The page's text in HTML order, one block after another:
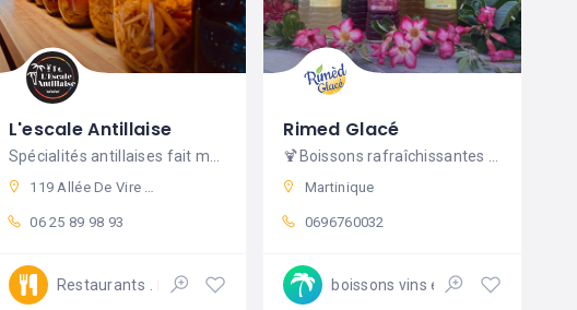
L'escale Antillaise
119 Allée De Vire Abeille, 84130 Le Pontet, France
06 25 89 98 93
Restaurants Fermé
Rimed Glacé
Martinique
0696760032